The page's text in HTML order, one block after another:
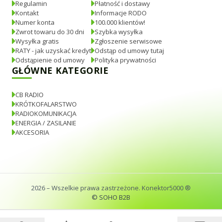
Regulamin
Kontakt
Numer konta
Zwrot towaru do 30 dni
Wysyłka gratis
RATY - jak uzyskać kredyt
Odstąpienie od umowy
Płatność i dostawy
Informacje RODO
100.000 klientów!
Szybka wysyłka
Zgłoszenie serwisowe
Odstąp od umowy tutaj
Polityka prywatności
GŁÓWNE KATEGORIE
CB RADIO
KRÓTKOFALARSTWO
RADIOKOMUNIKACJA
ENERGIA / ZASILANIE
AKCESORIA
2026– Wszelkie prawa zastrzeżone. Konektor5000 ®
© SOHO B2B